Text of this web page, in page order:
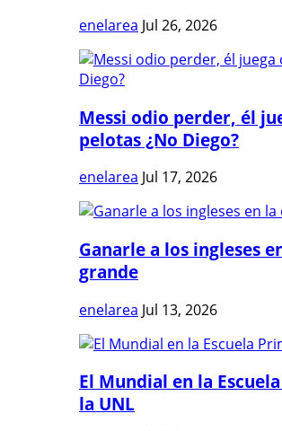
enelarea Jul 26, 2026
Messi odio perder, él
pelotas ¿No Diego?
enelarea Jul 17, 2026
Ganarle a los ingleses
grande
enelarea Jul 13, 2026
El Mundial en la
la UNL